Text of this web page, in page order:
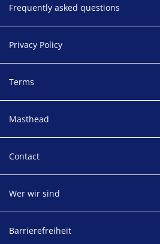
Frequently asked questions
Privacy Policy
Terms
Masthead
Contact
Wer wir sind
Barrierefreiheit